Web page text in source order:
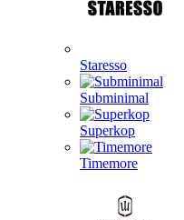
Staresso
Subminimal
Superkop
Timemore